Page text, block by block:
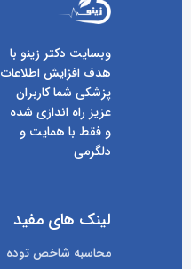
وبسایت دکتر زینو با
هدف افزایش اطلاعات
پزشکی شما کاربران
عزیز راه اندازی شده
و فقط با همایت و
دلگرمی
لینک های مفید
محاسبه شاخص توده